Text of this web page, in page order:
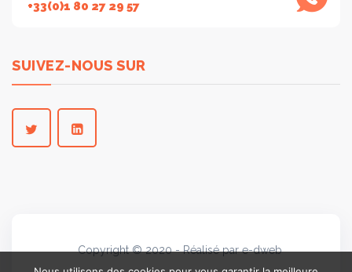
+33(0)1 80 27 29 57
SUIVEZ-NOUS SUR
Copyright © 2020 - Réalisé par e-dweb